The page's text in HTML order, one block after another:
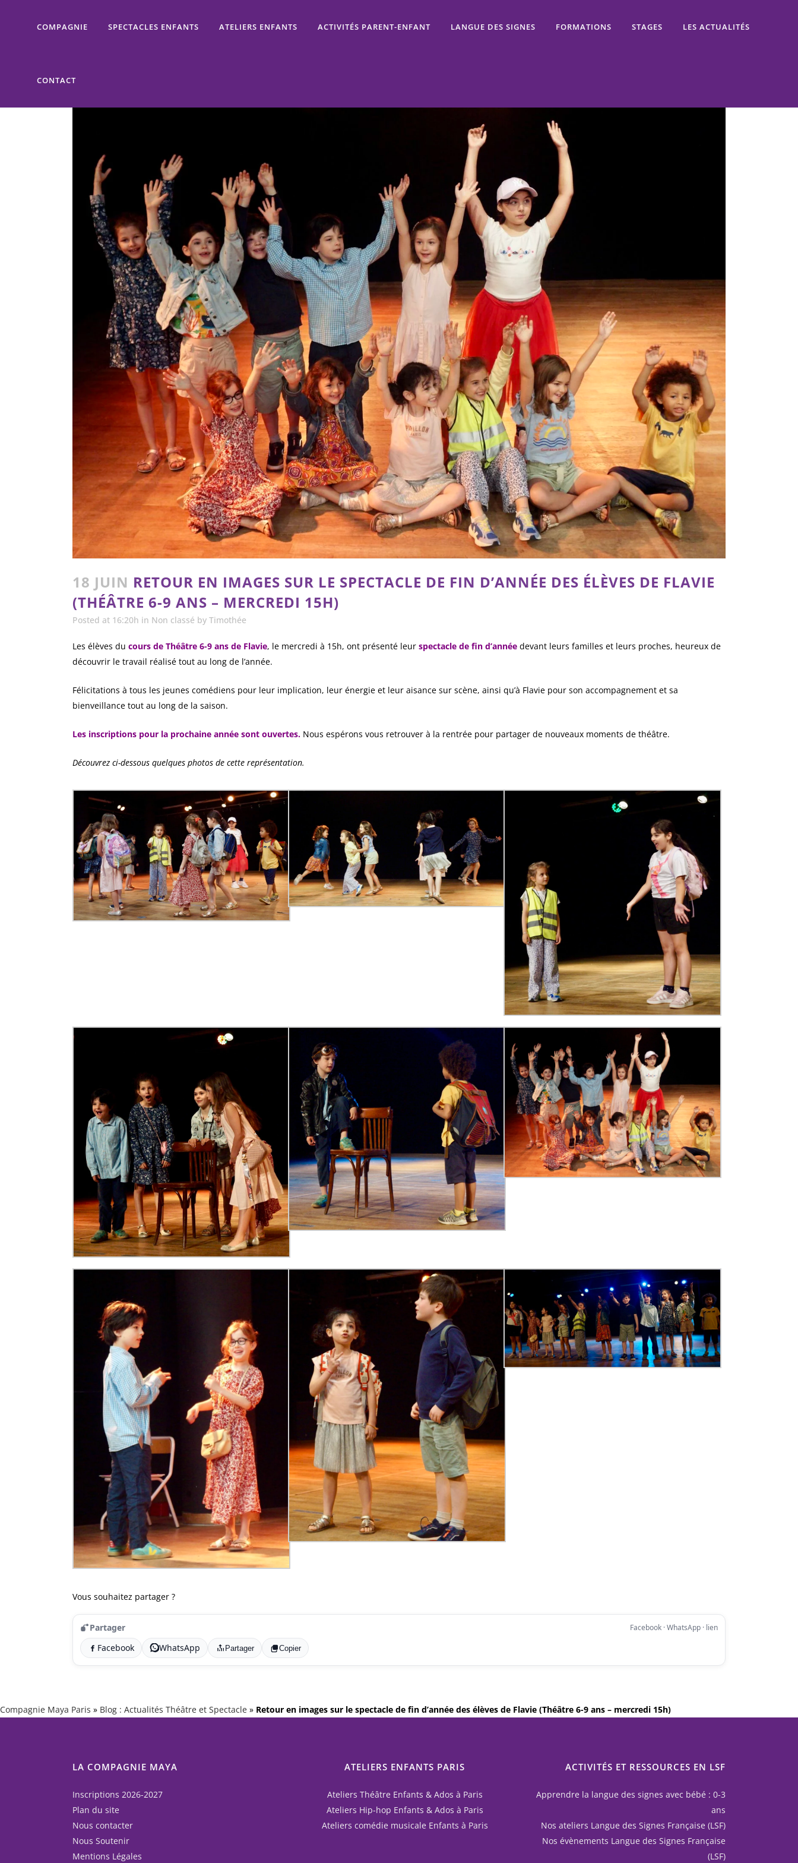
COMPAGNIE SPECTACLES ENFANTS ATELIERS ENFANTS ACTIVITÉS PARENT-ENFANT LANGUE DES SIGNES FORMATIONS STAGES LES ACTUALITÉS
CONTACT
18 JUIN RETOUR EN IMAGES SUR LE SPECTACLE DE FIN D’ANNÉE DES ÉLÈVES DE FLAVIE
(THÉÂTRE 6-9 ANS – MERCREDI 15H)
Posted at 16:20h in Non classé by Timothée
Les élèves du cours de Théâtre 6-9 ans de Flavie, le mercredi à 15h, ont présenté leur spectacle de fin d’année devant leurs familles et leurs proches, heureux de
découvrir le travail réalisé tout au long de l’année.
Félicitations à tous les jeunes comédiens pour leur implication, leur énergie et leur aisance sur scène, ainsi qu’à Flavie pour son accompagnement et sa
bienveillance tout au long de la saison.
Les inscriptions pour la prochaine année sont ouvertes. Nous espérons vous retrouver à la rentrée pour partager de nouveaux moments de théâtre.
Découvrez ci-dessous quelques photos de cette représentation.
Vous souhaitez partager ?
Partager Facebook · WhatsApp · lien
Facebook WhatsApp Partager Copier
Compagnie Maya Paris » Blog : Actualités Théâtre et Spectacle » Retour en images sur le spectacle de fin d’année des élèves de Flavie (Théâtre 6-9 ans – mercredi 15h)
LA COMPAGNIE MAYA
Inscriptions 2026-2027
Plan du site
Nous contacter
Nous Soutenir
Mentions Légales
ATELIERS ENFANTS PARIS
Ateliers Théâtre Enfants & Ados à Paris
Ateliers Hip-hop Enfants & Ados à Paris
Ateliers comédie musicale Enfants à Paris
ACTIVITÉS ET RESSOURCES EN LSF
Apprendre la langue des signes avec bébé : 0-3
ans
Nos ateliers Langue des Signes Française (LSF)
Nos évènements Langue des Signes Française
(LSF)